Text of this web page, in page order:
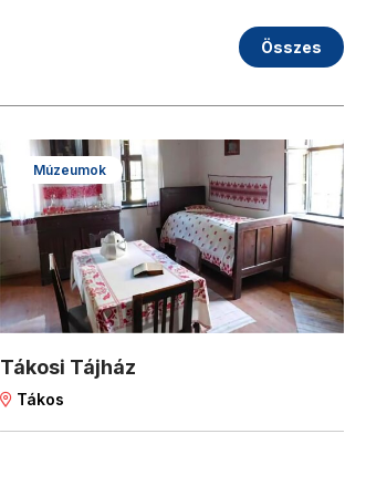
Összes
Múzeumok
Tákosi Tájház
Tákos